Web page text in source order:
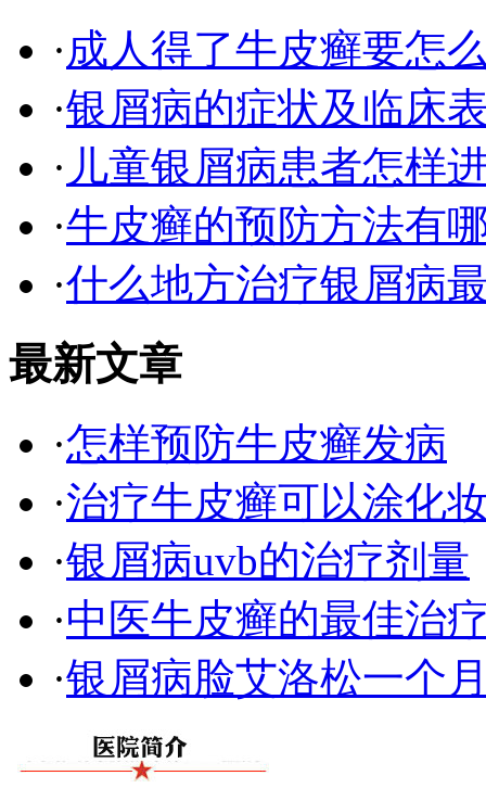
·成人得了牛皮癣要怎
·银屑病的症状及临床
· 儿童银屑病患者怎样
·牛皮癣的预防方法有
·什么地方治疗银屑病
最新文章
·怎样预防牛皮癣发病
·治疗牛皮癣可以涂化
·银屑病uvb的治疗剂量
·中医牛皮癣的最佳治
·银屑病脸艾洛松一个